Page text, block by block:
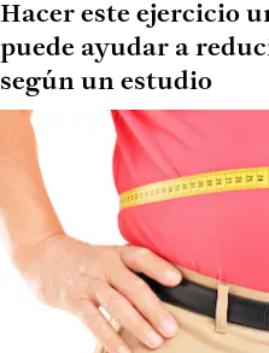
Hacer este ejercicio
puede ayudar a
según un estudio